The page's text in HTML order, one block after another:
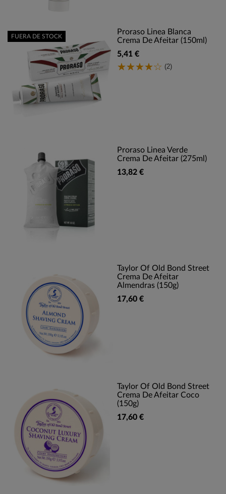
Proraso Linea Blanca
Crema De Afeitar (150ml)
5,41 €
(2)
FUERA DE STOCK
Proraso Linea Verde
Crema De Afeitar (275ml)
13,82 €
Taylor Of Old Bond Street
Crema De Afeitar
Almendras (150g)
17,60 €
Taylor Of Old Bond Street
Crema De Afeitar Coco
(150g)
17,60 €